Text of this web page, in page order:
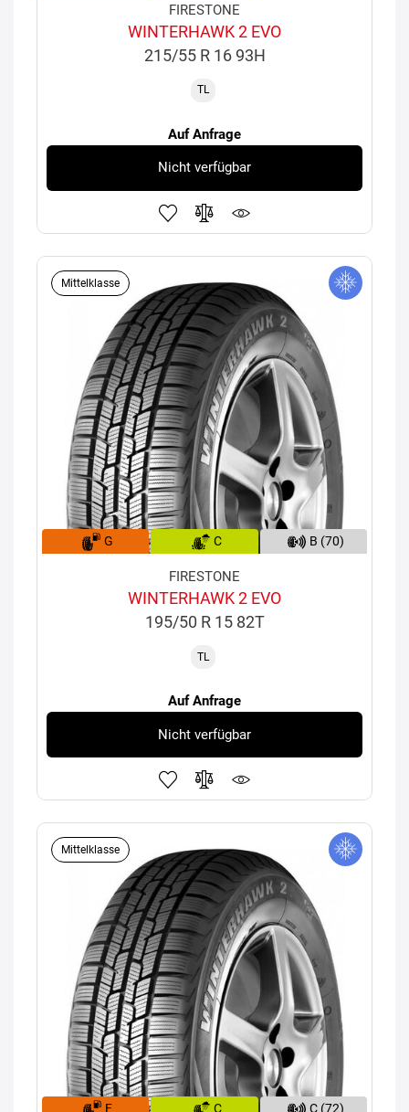
FIRESTONE
WINTERHAWK 2 EVO
215/55 R 16 93H
TL
Auf Anfrage
Nicht verfügbar
Mittelklasse
G C B (70)
FIRESTONE
WINTERHAWK 2 EVO
195/50 R 15 82T
TL
Auf Anfrage
Nicht verfügbar
Mittelklasse
F C C (72)